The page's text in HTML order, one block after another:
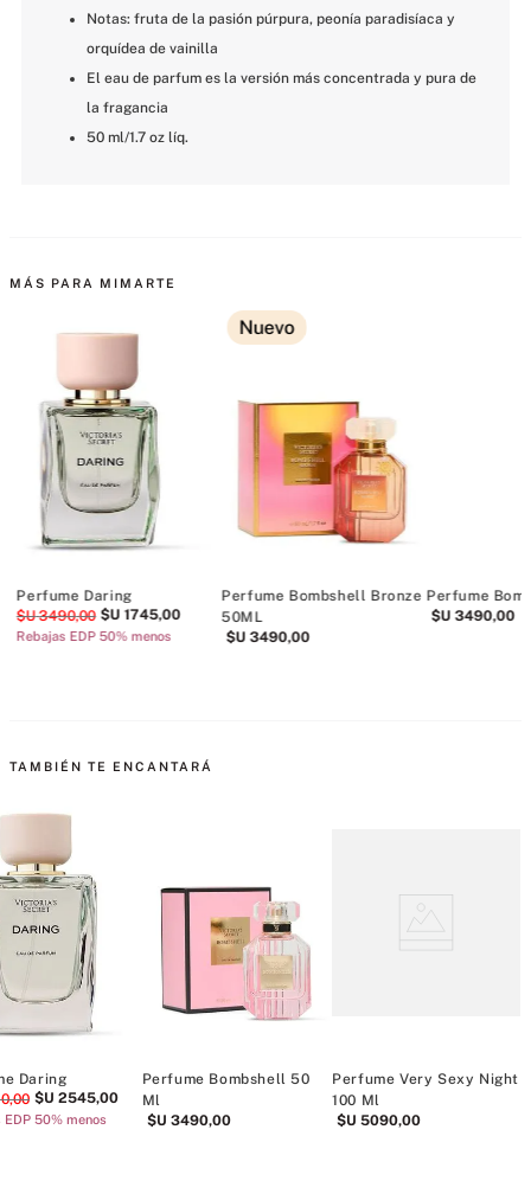
Notas: fruta de la pasión púrpura, peonía paradisíaca y
orquídea de vainilla
El eau de parfum es la versión más concentrada y pura de
la fragancia
50 ml/1.7 oz líq.
MÁS PARA MIMARTE
Perfume Daring
$U 3490,00 $U 1745,00
Rebajas EDP 50% menos
Nuevo
Perfume Bombshell Bronze
50ML
$U 3490,00
Perfume
$U 3490,00
TAMBIÉN TE ENCANTARÁ
Daring
,00 $U 2545,00
EDP 50% menos
Perfume Bombshell 50
Ml
$U 3490,00
Perfume Very Sexy Night
100 Ml
$U 5090,00